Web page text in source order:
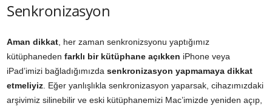
Senkronizasyon
Aman dikkat, her zaman senkronizsyonu yaptığımız
kütüphaneden farklı bir kütüphane açıkken iPhone veya
iPad’imizi bağladığımızda senkronizasyon yapmamaya dikkat
etmeliyiz. Eğer yanlışlıkla senkronizasyon yaparsak, cihazımızdaki
arşivimiz silinebilir ve eski kütüphanemizi Mac’imizde yeniden açıp,